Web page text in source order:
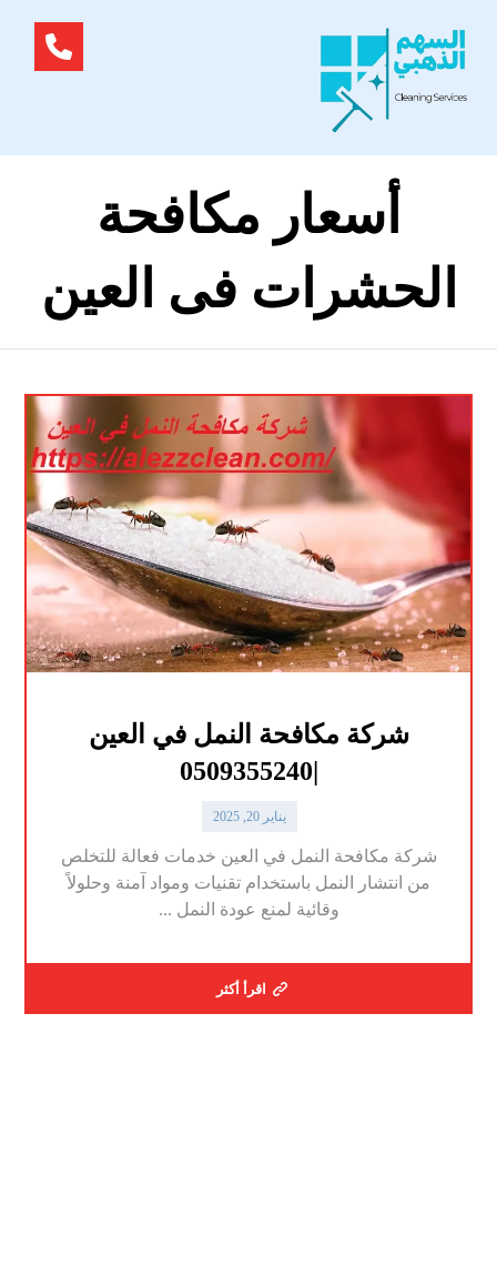
أسعار مكافحة
الحشرات فى العين
شركة مكافحة النمل في العين
يناير 20, 2025
شركة مكافحة النمل في العين خدمات فعالة للتخلص
من انتشار النمل باستخدام تقنيات ومواد آمنة وحلولاً
وقائية لمنع عودة النمل ...
اقرأ أكثر